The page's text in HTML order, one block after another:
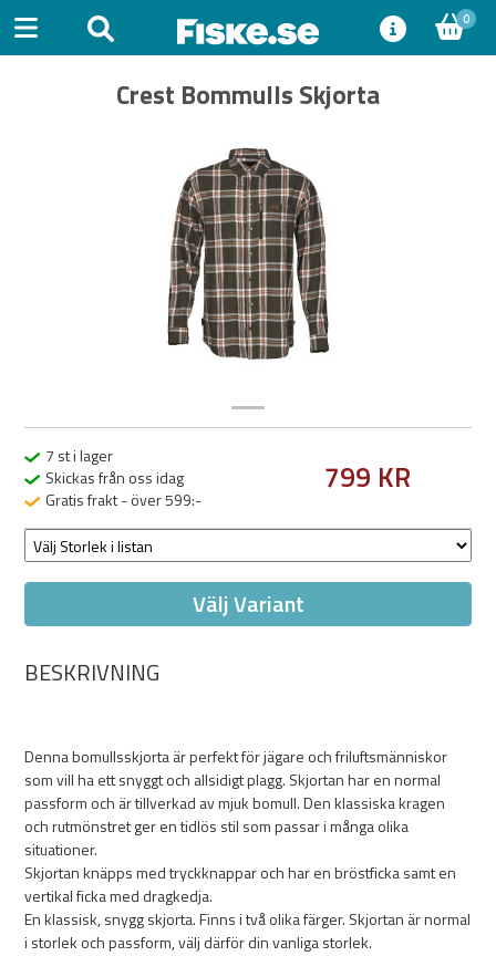
0
Crest Bommulls Skjorta
7 st i lager
Skickas från oss idag
Gratis frakt - över 599:-
799 KR
Välj Variant
BESKRIVNING
Denna bomullsskjorta är perfekt för jägare och friluftsmänniskor
som vill ha ett snyggt och allsidigt plagg. Skjortan har en normal
passform och är tillverkad av mjuk bomull. Den klassiska kragen
och rutmönstret ger en tidlös stil som passar i många olika
situationer.
Skjortan knäpps med tryckknappar och har en bröstficka samt en
vertikal ficka med dragkedja.
En klassisk, snygg skjorta. Finns i två olika färger. Skjortan är normal
i storlek och passform, välj därför din vanliga storlek.